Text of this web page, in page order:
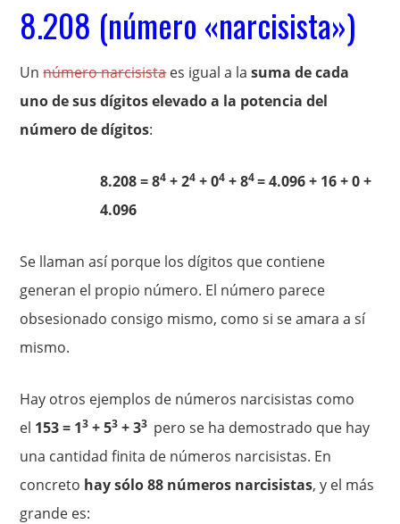
8.208 (número «narcisista»)
Unnúmero narcisistaes igual a lasuma de cada
uno de sus dígitos elevado a la potencia del
número de dígitos:
8.208 = 84 + 24 + 04 + 84= 4.096 + 16 + 0 +
4.096
Se llaman así porque los dígitos que contiene
generan el propio número. El número parece
obsesionado consigo mismo, como si se amara a sí
mismo.
Hay otros ejemplos de números narcisistas como
el 153 = 13 + 53 + 33 pero se ha demostrado que hay
una cantidad finita de números narcisistas. En
concreto hay sólo 88 números narcisistas, y el más
grande es: